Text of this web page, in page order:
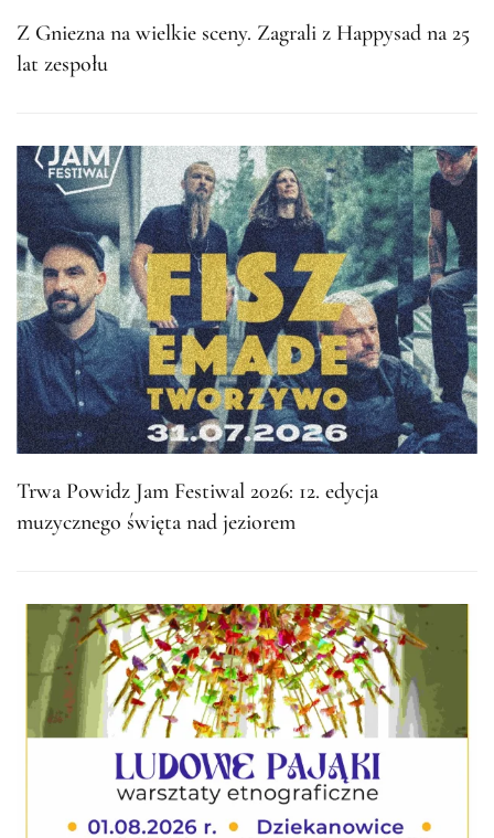
Z Gniezna na wielkie sceny. Zagrali z Happysad na 25
lat zespołu
Trwa Powidz Jam Festiwal 2026: 12. edycja
muzycznego święta nad jeziorem